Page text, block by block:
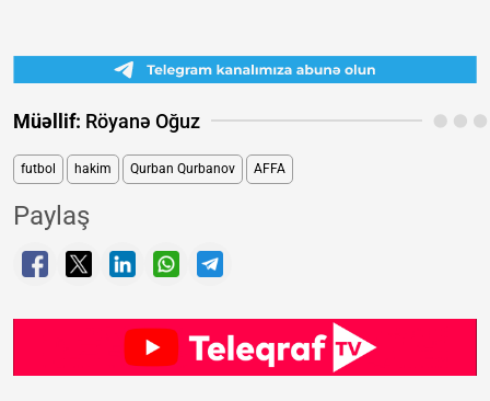
Müəllif: Röyanə Oğuz
futbol hakim Qurban Qurbanov AFFA
Paylaş